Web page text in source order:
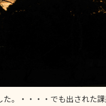
た。・・・・でも出された